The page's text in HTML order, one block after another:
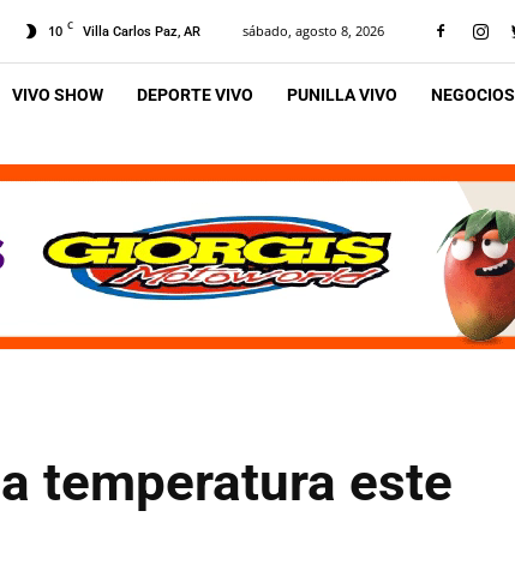
10 C Villa Carlos Paz, AR sábado, agosto 8, 2026
VIVO SHOW DEPORTE VIVO PUNILLA VIVO NEGOCIOS
temperatura este